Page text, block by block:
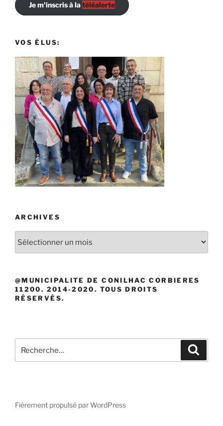
Je m'inscris à latéléalerte
VOS ÉLUS:
ARCHIVES
@MUNICIPALITE DE CONILHAC CORBIERES
11200. 2014-2020. TOUS DROITS
RÉSERVÉS.
pour
Fièrement propulsé par WordPress